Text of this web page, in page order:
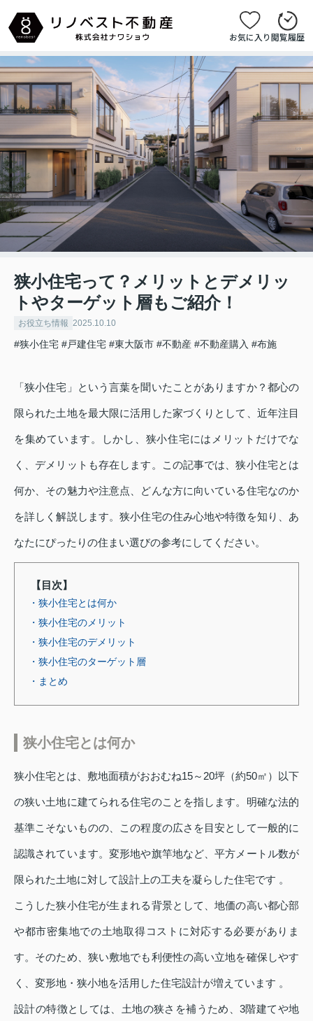
お気に入り閲覧履歴
狭小住宅って？メリットとデメリッ
トやターゲット層もご紹介！
お役立ち情報 2025.10.10
#狭小住宅 #戸建住宅 #東大阪市 #不動産 #不動産購入 #布施
「狭小住宅」という言葉を聞いたことがありますか？都心の
限られた土地を最大限に活用した家づくりとして、近年注目
を集めています。しかし、狭小住宅にはメリットだけでな
く、デメリットも存在します。この記事では、狭小住宅とは
何か、その魅力や注意点、どんな方に向いている住宅なのか
を詳しく解説します。狭小住宅の住み心地や特徴を知り、あ
なたにぴったりの住まい選びの参考にしてください。
【目次】
・狭小住宅とは何か
・狭小住宅のメリット
・狭小住宅のデメリット
・狭小住宅のターゲット層
・まとめ
狭小住宅とは何か
狭小住宅とは、敷地面積がおおむね15～20坪（約50㎡）以下
の狭い土地に建てられる住宅のことを指します。明確な法的
基準こそないものの、この程度の広さを目安として一般的に
認識されています。変形地や旗竿地など、平方メートル数が
限られた土地に対して設計上の工夫を凝らした住宅です 。
こうした狭小住宅が生まれる背景として、地価の高い都心部
や都市密集地での土地取得コストに対応する必要がありま
す。そのため、狭い敷地でも利便性の高い立地を確保しやす
く、変形地・狭小地を活用した住宅設計が増えています 。
設計の特徴としては、土地の狭さを補うため、3階建てや地